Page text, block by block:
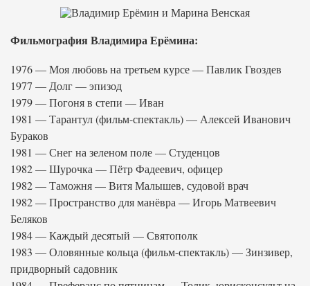
Фильмография Владимира Ерёмина:
1976 — Моя любовь на третьем курсе — Павлик Гвоздев
1977 — Долг — эпизод
1979 — Погоня в степи — Иван
1981 — Тарантул (фильм-спектакль) — Алексей Иванович
Бураков
1981 — Снег на зеленом поле — Студенцов
1982 — Шурочка — Пётр Фадеевич, офицер
1982 — Таможня — Витя Малышев, судовой врач
1982 — Пространство для манёвра — Игорь Матвеевич
Беляков
1984 — Каждый десятый — Святополк
1983 — Оловянные кольца (фильм-спектакль) — Зинзивер,
придворный садовник